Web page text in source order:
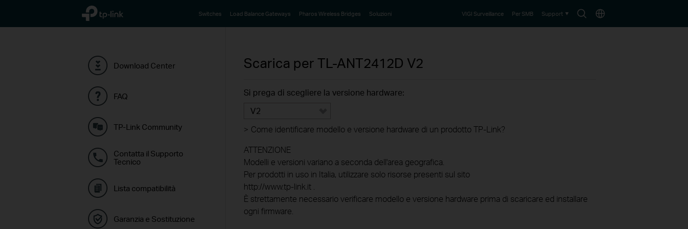
TP-Link, Reliably Smart
SearchChoose
Switches Load Balance Gateways Pharos Wireless Bridges Soluzioni VIGI Surveillance Per SMB Support
Download Center
FAQ
TP-Link Community
Contatta il Supporto
Tecnico
Lista compatibilità
Garanzia e Sostituzione
Scarica per TL-ANT2412D V2
Si prega di scegliere la versione hardware:
V2
> Come identificare modello e versione hardware di un prodotto TP-Link?
ATTENZIONE
Modelli e versioni variano a seconda dell'area geografica.
Per prodotti in uso in Italia, utilizzare solo risorse presenti sul sito
http://www.tp-link.it .
È strettamente necessario verificare modello e versione hardware prima di scaricare ed installare
ogni firmware.